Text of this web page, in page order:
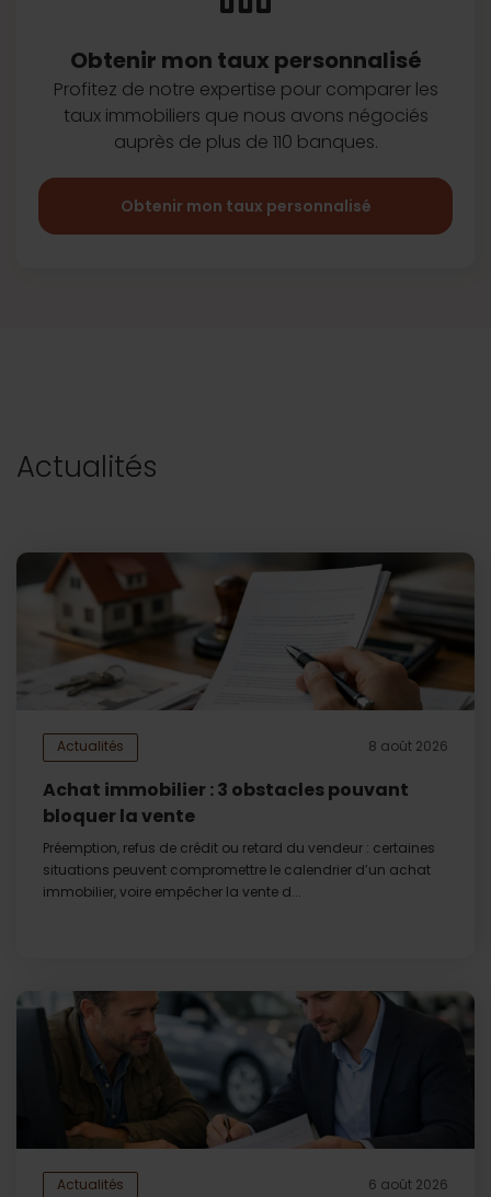
Obtenir mon taux personnalisé
Profitez de notre expertise pour comparer les
taux immobiliers que nous avons négociés
auprès de plus de 110 banques.
Obtenir mon taux personnalisé
Actualités
Actualités 8 août 2026
Achat immobilier : 3 obstacles pouvant
bloquer la vente
Préemption, refus de crédit ou retard du vendeur : certaines
situations peuvent compromettre le calendrier d’un achat
immobilier, voire empêcher la vente d...
Actualités 6 août 2026